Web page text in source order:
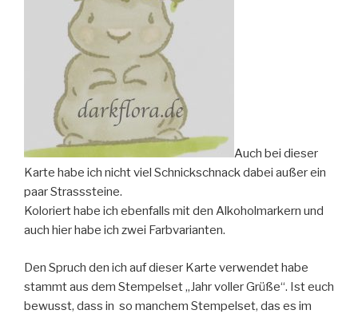
Auch bei dieser
Karte habe ich nicht viel Schnickschnack dabei außer ein
paar Strasssteine.
Koloriert habe ich ebenfalls mit den Alkoholmarkern und
auch hier habe ich zwei Farbvarianten.
Den Spruch den ich auf dieser Karte verwendet habe
stammt aus dem Stempelset „Jahr voller Grüße“. Ist euch
bewusst, dass in so manchem Stempelset, das es im